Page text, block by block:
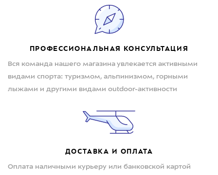
ПРОФЕССИОНАЛЬНАЯ КОНСУЛЬТАЦИЯ
Вся команда нашего магазина увлекается активными
видами спорта: туризмом, альпинизмом, горными
лыжами и другими видами outdoor-активности
ДОСТАВКА И ОПЛАТА
Оплата наличными курьеру или банковской картой